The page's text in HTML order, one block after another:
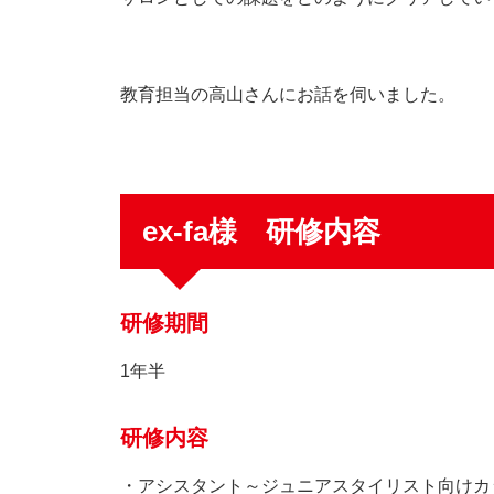
教育担当の高山さんにお話を伺いました。
ex-fa様 研修内容
研修期間
1年半
研修内容
・アシスタント～ジュニアスタイリスト向け